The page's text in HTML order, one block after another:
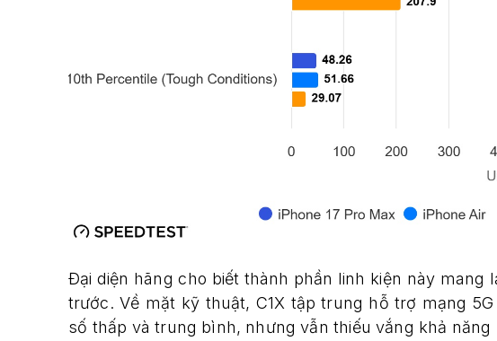
Đại diện hãng cho biết thành phần linh kiện này mang
trước. Về mặt kỹ thuật, C1X tập trung hỗ trợ mạng
số thấp và trung bình, nhưng vẫn thiếu vắng khả